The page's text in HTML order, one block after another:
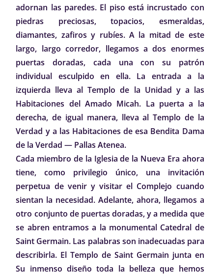
adornan las paredes. El piso está incrustado con
piedras preciosas, topacios, esmeraldas,
diamantes, zafiros y rubíes. A la mitad de este
largo, largo corredor, llegamos a dos enormes
puertas doradas, cada una con su patrón
individual esculpido en ella. La entrada a la
izquierda lleva al Templo de la Unidad y a las
Habitaciones del Amado Micah. La puerta a la
derecha, de igual manera, lleva al Templo de la
Verdad y a las Habitaciones de esa Bendita Dama
de la Verdad — Pallas Atenea.
Cada miembro de la Iglesia de la Nueva Era ahora
tiene, como privilegio único, una invitación
perpetua de venir y visitar el Complejo cuando
sientan la necesidad. Adelante, ahora, llegamos a
otro conjunto de puertas doradas, y a medida que
se abren entramos a la monumental Catedral de
Saint Germain. Las palabras son inadecuadas para
describirla. El Templo de Saint Germain junta en
Su inmenso diseño toda la belleza que hemos